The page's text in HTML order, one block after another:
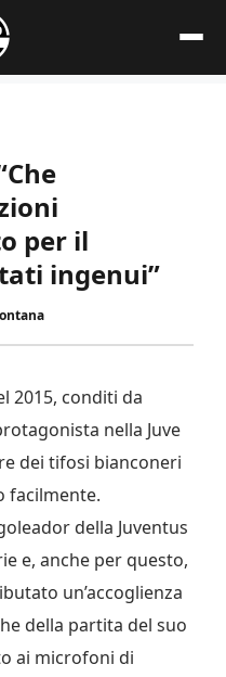
per il
ingenui”
2015, conditi da
nella Juve
dei tifosi bianconeri
facilmente.
della Juventus
e, anche per questo,
un’accoglienza
della partita del suo
ai microfoni di